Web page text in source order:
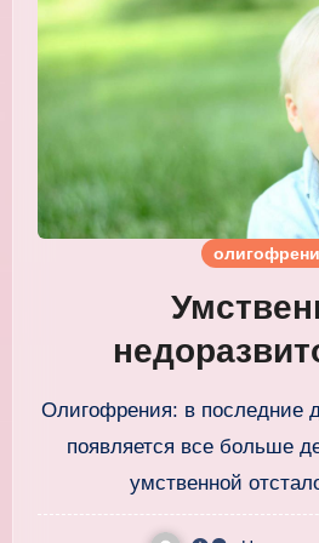
олигофрения,
ней
Олигофрения: в последние
появляется все больше
умственной